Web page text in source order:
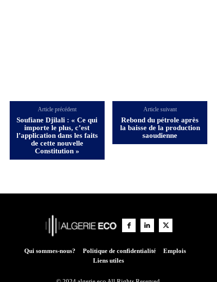
Article précédent
Soufiane Djilali : « Ce qui
importe le plus, c’est
l’application dans les faits
de cette nouvelle
Constitution »
Article suivant
Rebond du pétrole après
la baisse de la production
saoudienne
Qui sommes-nous? Politique de confidentialité
Emplois
Liens utiles